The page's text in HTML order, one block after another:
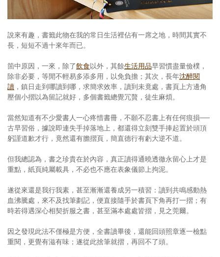
影音區
創意出版服務
關於Yilan
個人著作
活動實況記錄
媒體報導一覽
合作與代言
說來有趣，書籤此物在我的常日生活裡佔有一席之地，時間其實不
長，短短不過十來年而已。
箇中原因，一來，除了飲食以外，其餘生活用品早習慣盡量儉樸，
除非必要，等閒不輕易多添多用，以免負擔；其次，長年沈醉閱
讀 ，鎮日走到哪讀到哪，求簡求效率，讀到未竟處，書頁上方邊角
壓個小摺以為留記就好，多個書籤總覺冗贅，徒生麻煩。
當然知道有不少愛書人一心疼惜書冊，不願不忍書上有任何痕損──
古早習俗，據說即連失手掉落地上，都還得立刻雙手捧起置於頭頂
躬謹道歉才行，竟然還有膽摺頁，簡直德行有虧大逆不道。
但我總認為，書之珍貴在於內容，真正讀得通曉透徹永留心上才是
重點，紙頁純屬載具，不必也不應在表象儀節上拘泥。
遂從來還是我行我素，甚至漸漸還養成另一積習：讀到共鳴感動熱
血沸騰處，來不及找筆劃記，便直接隨手於書頁下角再打一摺；有
時若得遇深心相契折服之書，甚至滿本處處皆摺，見之莞爾。
因之發現此法不僅極是方便，全書讀畢後，還能回頭照章逐一檢點
重閱，更覺有滋有味；遂從此捨筆就摺，再回不了頭。